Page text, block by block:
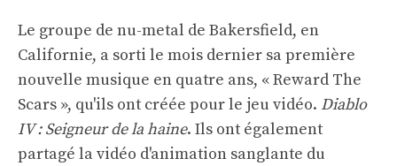
Le groupe de nu-metal de Bakersfield, en
Californie, a sorti le mois dernier sa première
nouvelle musique en quatre ans, « Reward The
Scars », qu'ils ont créée pour le jeu vidéo. Diablo
IV : Seigneur de la haine. Ils ont également
partagé la vidéo d'animation sanglante du